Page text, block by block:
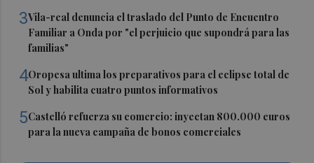
3Vila-real denuncia el traslado del Punto de Encuentro
Familiar a Onda por "el perjuicio que supondrá para las
familias"
4Oropesa ultima los preparativos para el eclipse total de
Sol y habilita cuatro puntos informativos
5Castelló refuerza su comercio: inyectan 800.000 euros
para la nueva campaña de bonos comerciales